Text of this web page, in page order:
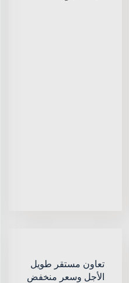
تعاون مستقر طويل
الأجل وسعر منخفض